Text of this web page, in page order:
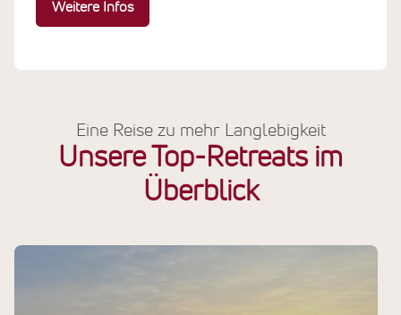
Weitere Infos
Eine Reise zu mehr Langlebigkeit
Unsere Top-Retreats im
Überblick